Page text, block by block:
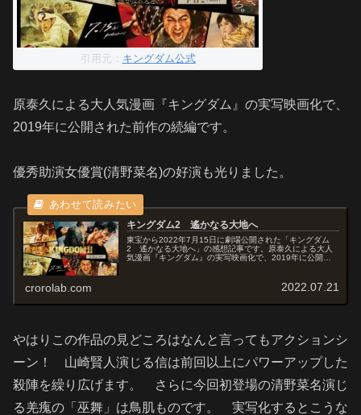
引用元： キングダム公式
原泰久による大人気漫画『キングダム』の実写映画化で、
2019年に公開された前作の続編です。
優秀助演女優賞(清野菜名)の好演も光りました。
キングダム2 遙かなる大地へ
東宝から2022年7月15日に劇場公開された「キングダム
2 遙かなる大地へ」の感想記事です。原泰久による大人
気漫画『キングダム』の実写映画化で、2019年に公開さ
crorolab.com 2022.07.21
やはりこの作品の見どころはなんと言ってもアクションシ
ーン！ 山崎賢人演じる信は前回以上にパワーアップした
殺陣を繰り広げます。 さらに今回初登場の清野菜名演じ
る羌瘣の「巫舞」は鳥肌ものです。 実写化するとこうな